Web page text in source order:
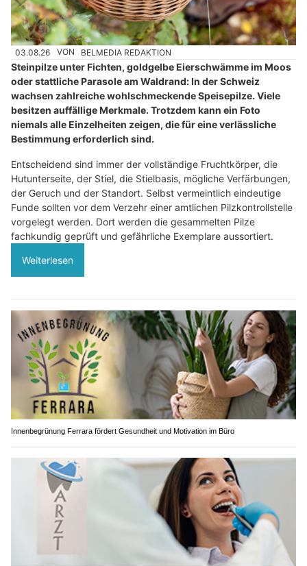
03.08.26 VON BELMEDIA REDAKTION
Steinpilze unter Fichten, goldgelbe Eierschwämme im Moos
oder stattliche Parasole am Waldrand: In der Schweiz
wachsen zahlreiche wohlschmeckende Speisepilze. Viele
besitzen auffällige Merkmale. Trotzdem kann ein Foto
niemals alle Einzelheiten zeigen, die für eine verlässliche
Bestimmung erforderlich sind.
Entscheidend sind immer der vollständige Fruchtkörper, die
Hutunterseite, der Stiel, die Stielbasis, mögliche Verfärbungen,
der Geruch und der Standort. Selbst vermeintlich eindeutige
Funde sollten vor dem Verzehr einer amtlichen Pilzkontrollstelle
vorgelegt werden. Dort werden die gesammelten Pilze
fachkundig geprüft und gefährliche Exemplare aussortiert.
Weiterlesen
Innenbegrünung Ferrara fördert Gesundheit und Motivation im Büro